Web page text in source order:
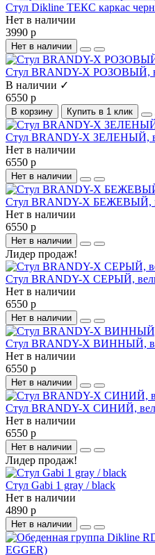
Стул Dikline ТЕКС каркас
Нет в наличии
3990 р
Нет в наличии
Стул BRANDY-X РОЗОВЫЙ,
В наличии ✓
6550 р
В корзину Купить в 1 клик
Стул BRANDY-X ЗЕЛЕНЫЙ,
Нет в наличии
6550 р
Нет в наличии
Стул BRANDY-X БЕЖЕВЫЙ,
Нет в наличии
6550 р
Нет в наличии
Лидер продаж!
Стул BRANDY-X СЕРЫЙ,
Нет в наличии
6550 р
Нет в наличии
Стул BRANDY-X ВИННЫЙ,
Нет в наличии
6550 р
Нет в наличии
Стул BRANDY-X СИНИЙ,
Нет в наличии
6550 р
Нет в наличии
Лидер продаж!
Стул Gabi 1 gray / black
Нет в наличии
4890 р
Нет в наличии